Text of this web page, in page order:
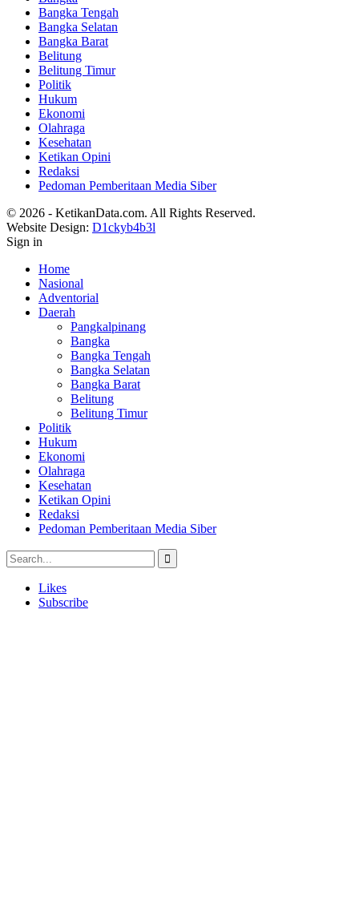
Bangka Tengah
Bangka Selatan
Bangka Barat
Belitung
Belitung Timur
Politik
Hukum
Ekonomi
Olahraga
Kesehatan
Ketikan Opini
Redaksi
Pedoman Pemberitaan Media Siber
© 2026 - KetikanData.com. All Rights Reserved.
Website Design: D1ckyb4b3l
Sign in
Home
Nasional
Adventorial
Daerah
Pangkalpinang
Bangka
Bangka Tengah
Bangka Selatan
Bangka Barat
Belitung
Belitung Timur
Politik
Hukum
Ekonomi
Olahraga
Kesehatan
Ketikan Opini
Redaksi
Pedoman Pemberitaan Media Siber
Likes
Subscribe